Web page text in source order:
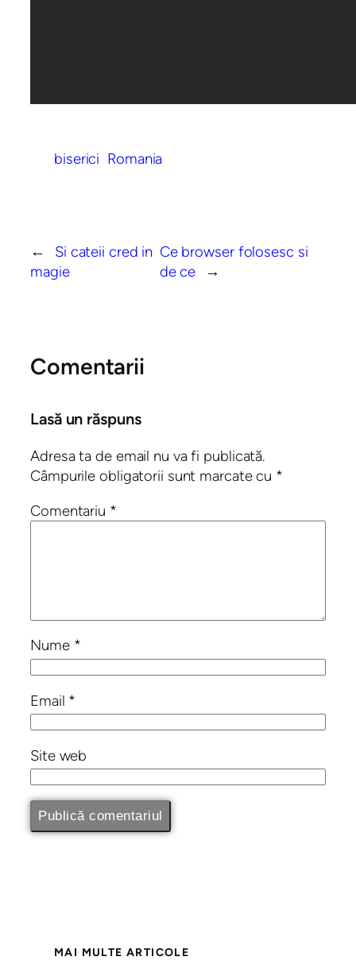
biserici Romania
←
Si cateii cred in
magie
Ce browser folosesc si
de ce
→
Comentarii
Lasă un răspuns
Adresa ta de email nu va fi publicată.
Câmpurile obligatorii sunt marcate cu *
Comentariu *
Nume *
Email *
Site web
MAI MULTE ARTICOLE